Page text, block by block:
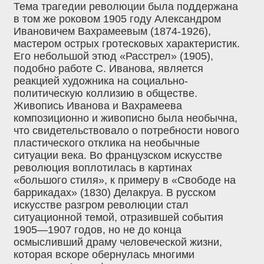
Тема трагедии революции была поддержана
в том же роковом 1905 году Александром
Ивановичем Вахрамеевым (1874-1926),
мастером острых гротесковых характеристик.
Его небольшой этюд «Расстрел» (1905),
подобно работе С. Иванова, является
реакцией художника на социально-
политическую коллизию в обществе.
Живопись Иванова и Вахрамеева
композиционно и живописно была необычна,
что свидетельствовало о потребности нового
пластического отклика на необычные
ситуации века. Во французском искусстве
революция воплотилась в картинах
«большого стиля», к примеру в «Свободе на
баррикадах» (1830) Делакруа. В русском
искусстве разгром революции стал
ситуационной темой, отразившей события
1905—1907 годов, но не до конца
осмысливший драму человеческой жизни,
которая вскоре обернулась многими